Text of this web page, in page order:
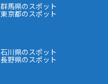
群馬県のスポット
東京都のスポット
石川県のスポット
長野県のスポット